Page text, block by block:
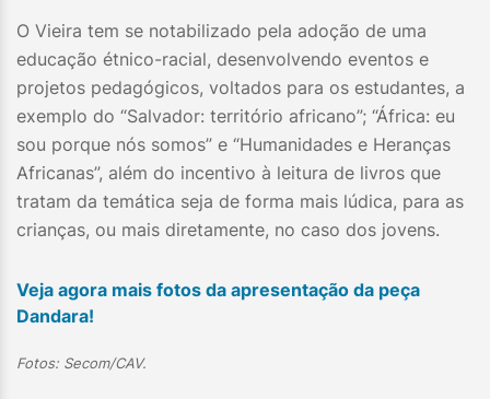
O Vieira tem se notabilizado pela adoção de uma
educação étnico-racial, desenvolvendo eventos e
projetos pedagógicos, voltados para os estudantes, a
exemplo do “Salvador: território africano”; “África: eu
sou porque nós somos” e “Humanidades e Heranças
Africanas”, além do incentivo à leitura de livros que
tratam da temática seja de forma mais lúdica, para as
crianças, ou mais diretamente, no caso dos jovens.
Veja agora mais fotos da apresentação da peça
Dandara!
Fotos: Secom/CAV.